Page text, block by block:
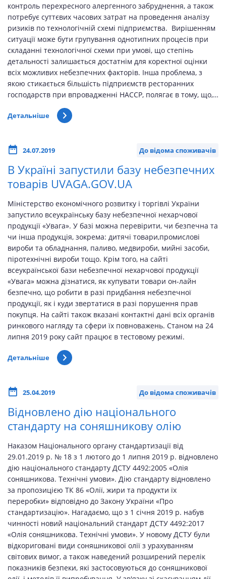
контроль перехресного алергенного забруднення, а також
потребує суттєвих часових затрат на проведення аналізу
ризиків по технологічній схемі підприємства. Вирішенням
ситуації може бути групування однотипних процесів при
складанні технологічної схеми при умові, що степінь
детальності залишається достатнім для коректної оцінки
всіх можливих небезпечних факторів. Інша проблема, з
якою стикається більшість підприємств ресторанних
господарств при впровадженні НАССР, полягає в тому, що,…
Детальніше
24.07.2019 До відома споживачів
В Україні запустили базу небезпечних
товарів UVAGA.GOV.UA
Міністерство економічного розвитку і торгівлі України
запустило всеукраїнську базу небезпечної нехарчової
продукції «Увага». У базі можна перевірити, чи безпечна та
чи інша продукція, зокрема: дитячі товари,промислові
вироби та обладнання, паливо, медвироби, мийні засоби,
піротехнічні вироби тощо. Крім того, на сайті
всеукраїнської бази небезпечної нехарчової продукції
«Увага» можна дізнатися, як купувати товари он-лайн
безпечно, що робити в разі придбання небезпечної
продукції, як і куди звертатися в разі порушення прав
покупця. На сайті також вказані контактні дані всіх органів
ринкового нагляду та сфери їх повноважень. Станом на 24
липня 2019 року сайт працює в тестовому режимі.
Детальніше
25.04.2019 До відома споживачів
Відновлено дію національного
стандарту на соняшникову олію
Наказом Національного органу стандартизації від
29.01.2019 р. № 18 з 1 лютого до 1 липня 2019 р. відновлено
дію національного стандарту ДСТУ 4492:2005 «Олія
соняшникова. Технічні умови». Дію стандарту відновлено
за пропозицією ТК 86 «Олії, жири та продукти їх
переробки» відповідно до Закону України «Про
стандартизацію». Нагадаємо, що з 1 січня 2019 р. набув
чинності новий національний стандарт ДСТУ 4492:2017
«Олія соняшникова. Технічні умови». У новому ДСТУ були
відкориговані види соняшникової олії з урахуванням
світових вимог, а також наведений розширений перелік
показників безпеки, які застосовуються до соняшникової